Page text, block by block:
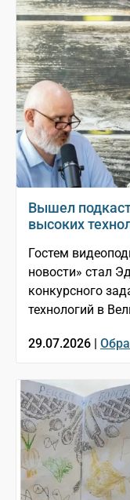
Вышел
высоких
Гостем
новости» стал
конкурсного
технологий в
29.07.2026 |